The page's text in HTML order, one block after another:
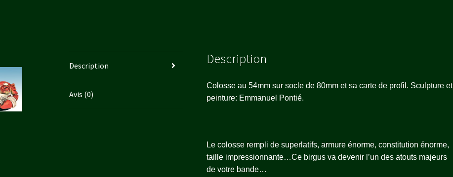
Description
Avis (0)
Description
Colosse au 54mm sur socle de 80mm et sa carte de profil. Sculpture et
peinture: Emmanuel Pontié.
Le colosse rempli de superlatifs, armure énorme, constitution énorme,
taille impressionnante…Ce birgus va devenir l’un des atouts majeurs
de votre bande…